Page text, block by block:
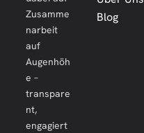
Zusamme
narbeit
auf
Augenhöh
e –
transpare
nt,
engagiert
Blog